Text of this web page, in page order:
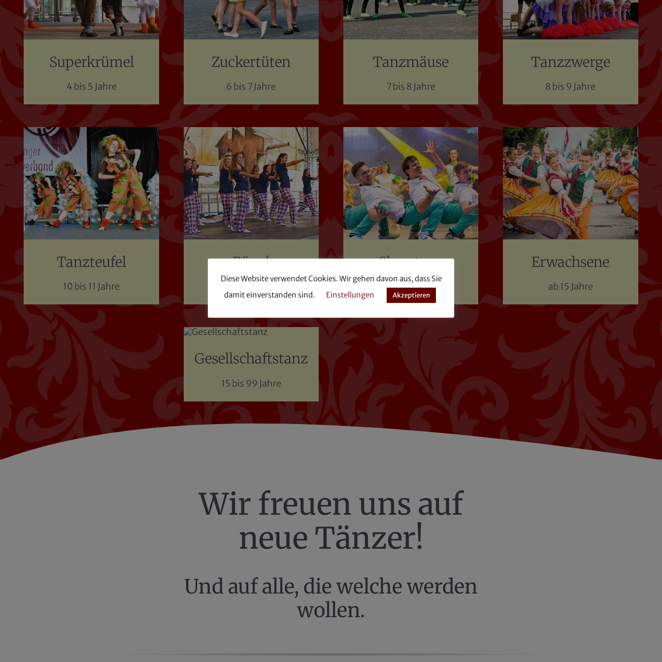
Superkrümel
4 bis 5 Jahre
Zuckertüten
6 bis 7 Jahre
Tanzmäuse
7 bis 8 Jahre
Tanzzwerge
8 bis 9 Jahre
Tanzteufel
10 bis 11 Jahre
Rüpel Showtanz
ab 15 Jahre
Erwachsene
ab 15 Jahre
Gesellschaftstanz
15 bis 99 Jahre
Wir freuen uns auf
neue Tänzer!
Und auf alle, die welche werden
wollen.
Diese Website verwendet Cookies. Wir gehen davon aus, dass Sie
damit einverstanden sind.
Einstellungen Akzeptieren